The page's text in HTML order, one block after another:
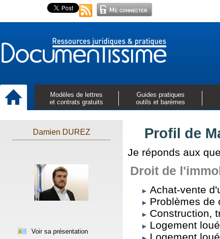
Modèles de lettres
et contrats gratuits
Guides pratiques
outils et barèmes
Damien DUREZ
Voir sa présentation
Profil de
Je réponds aux
Droit de
Achat-vente
Problèmes de
Construction,
Logement
Logement